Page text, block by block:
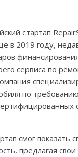
стартап
в 2019 году,
сервиса по
по
смог показать
предлагая свои